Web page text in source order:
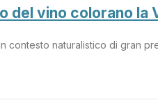
del vino colorano la
contesto naturalistico di gran